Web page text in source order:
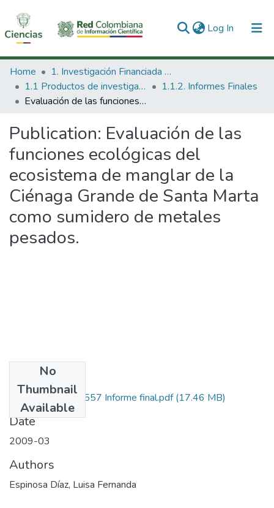
Log In (current)
Communities & Collections
All of DSpace
Home
1. Investigación Financiada con Recursos Públicos
1.1 Productos de investigación
1.1.2. Informes Finales
Evaluación de las funciones ecológicas del ecosistema de manglar de la Ciénaga Grande de Santa Marta como sumidero de metales pesados.
Publication: Evaluación de las
funciones ecológicas del
ecosistema de manglar de la
Ciénaga Grande de Santa Marta
como sumidero de metales
pesados.
No
Thumbnail
Available
2105-335-18557 Informe final.pdf(17.46 MB)
Date
2009-03
Authors
Espinosa Díaz, Luisa Fernanda